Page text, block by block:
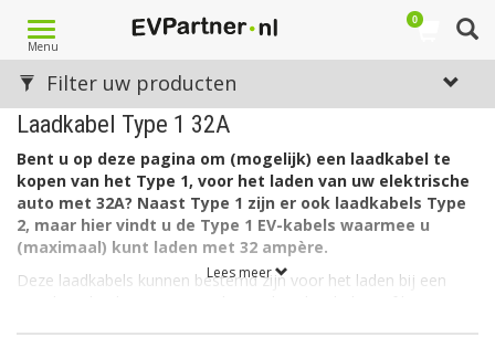
Toggle
navigation
Menu
0
Laadkabel Type 1 32A
Bent u op deze pagina om (mogelijk) een laadkabel te
kopen van het Type 1, voor het laden van uw elektrische
auto met 32A? Naast Type 1 zijn er ook laadkabels Type
2, maar hier vindt u de Type 1 EV-kabels waarmee u
(maximaal) kunt laden met 32 ampère.
Deze laadkabels kunnen bestemd zijn voor het laden bij een
Lees meer
Filter uw producten